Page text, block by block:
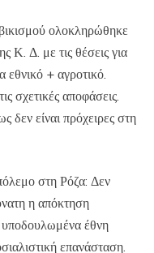
ολοκληρώθηκε
Κ. Δ. με τις θέσεις για
εθνικό + αγροτικό.
σχετικές αποφάσεις.
δεν είναι πρόχειρες στη
στη Ρόζα: Δεν
η απόκτηση
υποδουλωμένα έθνη
επανάσταση.